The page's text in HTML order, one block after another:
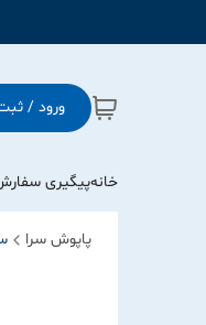
ورود /
خانهپیگیری
پاپوش سرا